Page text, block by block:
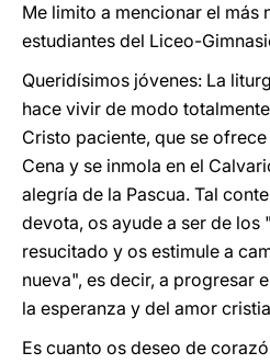
Me limito a mencionar el más
estudiantes del Liceo-
Queridísimos jóvenes: La
hace vivir de modo
Cristo paciente, que se
Cena y se inmola en el
alegría de la Pascua. Tal
devota, os ayude a ser de
resucitado y os estimule a
nueva", es decir, a progresar
la esperanza y del amor
Es cuanto os deseo de